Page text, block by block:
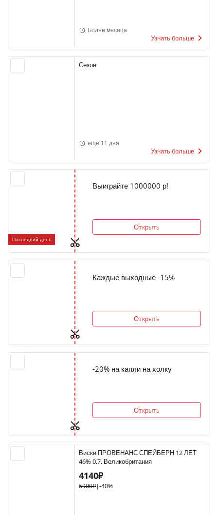
Более месяца
Узнать больше
Сезон
еще 11 дня
Узнать больше
Последний день
Выиграйте 1000000 р!
Открыть
Каждые выходные -15%
Открыть
-20% на капли на холку
Открыть
Виски ПРОВЕНАНС СПЕЙБЕРН 12 ЛЕТ
46% 0,7, Великобритания
4140₽
6900₽|-40%